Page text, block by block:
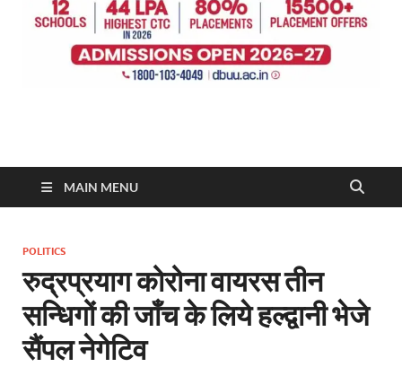
MAIN MENU
POLITICS
रुद्रप्रयाग कोरोना वायरस तीन
सन्धिगों की जाँच के लिये हल्द्वानी भेजे
सैंपल नेगेटिव